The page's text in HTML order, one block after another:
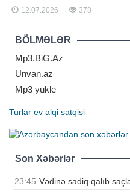
mediaya istinadən xəbər verir ki,
buna baxmayaraq, bir çox qadın ilk
görməzlikdən gəlir, ya da onları adi
yorğunluqla əlaqələndirir
12.07.2026 378
BÖLMƏLƏR
Mp3.BiG.Az
Unvan.az
Mp3 yukle
Turlar ev alqi satqisi
Son Xəbərlər
23:45 Vədinə sadiq qalıb